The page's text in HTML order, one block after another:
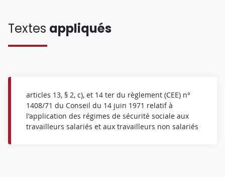
Textes appliqués
articles 13, § 2, c), et 14 ter du règlement (CEE) n°
1408/71 du Conseil du 14 juin 1971 relatif à
l'application des régimes de sécurité sociale aux
travailleurs salariés et aux travailleurs non salariés